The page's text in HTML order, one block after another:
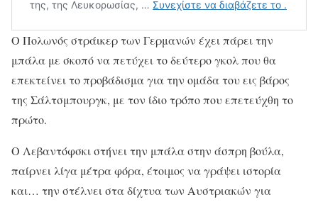
Ο Πολωνός στράικερ των Γερμανών έχει πάρει την
μπάλα με σκοπό να πετύχει το δεύτερο γκολ που θα
επεκτείνει το προβάδισμα για την ομάδα του εις βάρος
της Σάλτσμπουργκ, με τον ίδιο τρόπο που επετεύχθη το
πρώτο.
Ο Λεβαντόφσκι στήνει την μπάλα στην άσπρη βούλα,
παίρνει λίγα μέτρα φόρα, έτοιμος να γράψει ιστορία
και… την στέλνει στα δίχτυα των Αυστριακών για